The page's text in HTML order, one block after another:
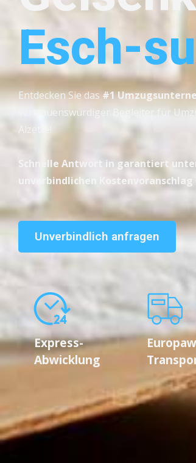
Esch-
Entdecken Sie das#1
vertrauenswürdiger Begleiter für
Alzette!
Schnelle Antwort in garantiert
unverbindlichen
Unverbindlich anfragen
Express-
Abwicklung